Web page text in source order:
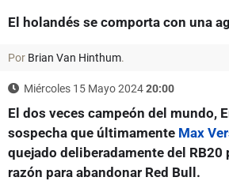
El holandés se comporta con una
Por Brian Van Hinthum.
Miércoles 15 Mayo 202420:00
El dos veces campeón del mundo,
sospecha que últimamente Max
quejado deliberadamente del RB20
razón para abandonar Red Bull.